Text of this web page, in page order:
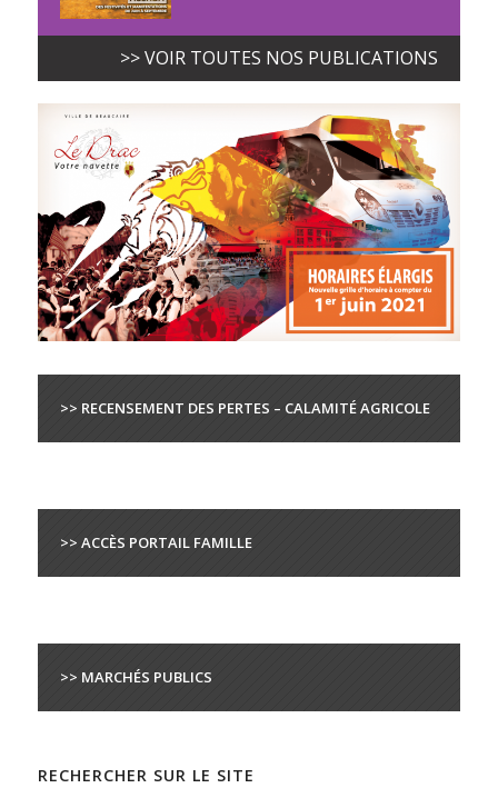
>> VOIR TOUTES NOS PUBLICATIONS
>> RECENSEMENT DES PERTES – CALAMITÉ AGRICOLE
>> ACCÈS PORTAIL FAMILLE
>> MARCHÉS PUBLICS
RECHERCHER SUR LE SITE